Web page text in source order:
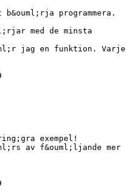
programmera.
med de minsta
jag en funktion. Varje
exempel!
av f&ouml;ljande mer